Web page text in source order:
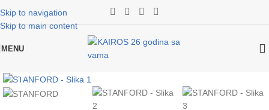
Skip to navigation
Skip to main content
MENU